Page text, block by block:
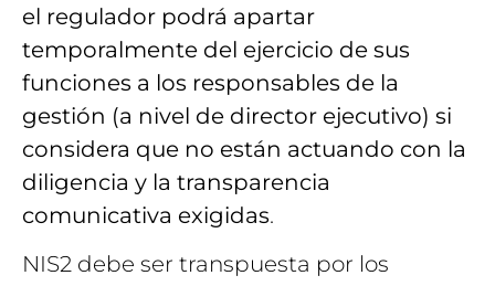
el regulador podrá apartar
temporalmente del ejercicio de sus
funciones a los responsables de la
gestión (a nivel de director ejecutivo) si
considera que no están actuando con la
diligencia y la transparencia
comunicativa exigidas.
NIS2 debe ser transpuesta por los